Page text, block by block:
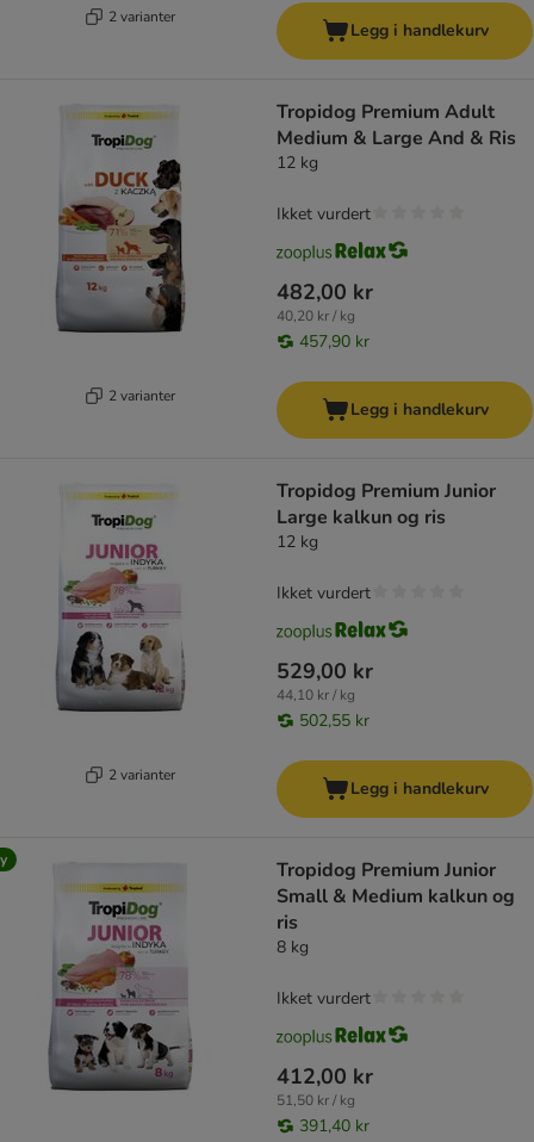
2 varianter
Legg i handlekurv
2 varianter
Tropidog Premium Adult
Medium & Large And & Ris
12 kg
482,00 kr
40,20 kr / kg
457,90 kr
Ikket vurdert
Legg i handlekurv
2 varianter
Tropidog Premium Junior
Large kalkun og ris
12 kg
529,00 kr
44,10 kr / kg
502,55 kr
Ikket vurdert
Legg i handlekurv
Tropidog Premium Junior
Small & Medium kalkun og
ris
8 kg
412,00 kr
51,50 kr / kg
391,40 kr
Ikket vurdert